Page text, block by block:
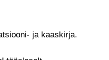
ja kaaskirja.